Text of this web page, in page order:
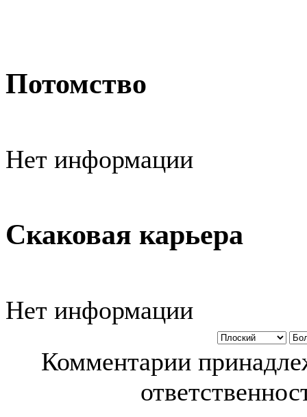
Потомство
Нет информации
Скаковая карьера
Нет информации
Комментарии